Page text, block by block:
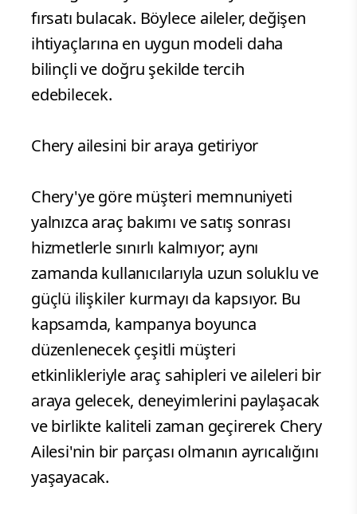
fırsatı bulacak. Böylece aileler, değişen
ihtiyaçlarına en uygun modeli daha
bilinçli ve doğru şekilde tercih
edebilecek.
Chery ailesini bir araya getiriyor
Chery'ye göre müşteri memnuniyeti
yalnızca araç bakımı ve satış sonrası
hizmetlerle sınırlı kalmıyor; aynı
zamanda kullanıcılarıyla uzun soluklu ve
güçlü ilişkiler kurmayı da kapsıyor. Bu
kapsamda, kampanya boyunca
düzenlenecek çeşitli müşteri
etkinlikleriyle araç sahipleri ve aileleri bir
araya gelecek, deneyimlerini paylaşacak
ve birlikte kaliteli zaman geçirerek Chery
Ailesi'nin bir parçası olmanın ayrıcalığını
yaşayacak.